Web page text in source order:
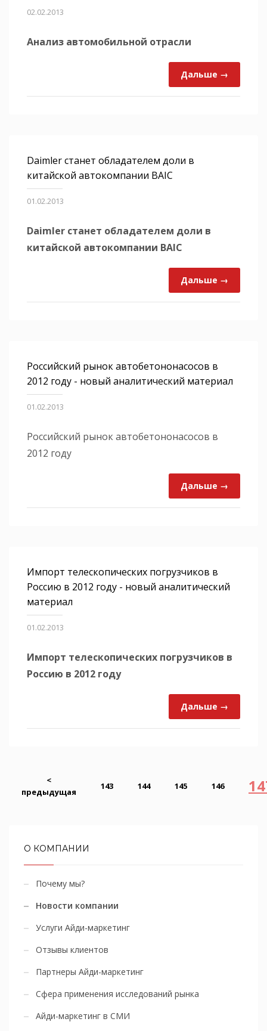
02.02.2013
Анализ автомобильной отрасли
Дальше →
Daimler станет обладателем доли в
китайской автокомпании BAIC
01.02.2013
Daimler станет обладателем доли в
китайской автокомпании BAIC
Дальше →
Российский рынок автобетононасосов в
2012 году - новый аналитический материал
01.02.2013
Российский рынок автобетононасосов в
2012 году
Дальше →
Импорт телескопических погрузчиков в
Россию в 2012 году - новый аналитический
материал
01.02.2013
Импорт телескопических погрузчиков в
Россию в 2012 году
Дальше →
<
предыдущая
143 144 145 146
О КОМПАНИИ
Почему мы?
Новости компании
Услуги Айди-маркетинг
Отзывы клиентов
Партнеры Айди-маркетинг
Сфера применения исследований рынка
Айди-маркетинг в СМИ